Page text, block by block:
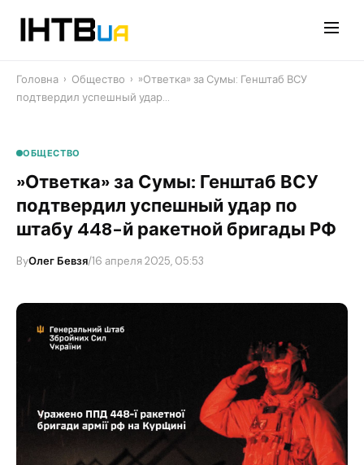
Головна › Общество › ​»Ответка» за Сумы: Генштаб ВСУ
подтвердил успешный удар…
ОБЩЕСТВО
​»Ответка» за Сумы: Генштаб ВСУ
подтвердил успешный удар по
штабу 448-й ракетной бригады РФ
ByОлег Бевзя/16 апреля 2025, 05:53